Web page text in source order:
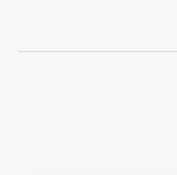
Условия